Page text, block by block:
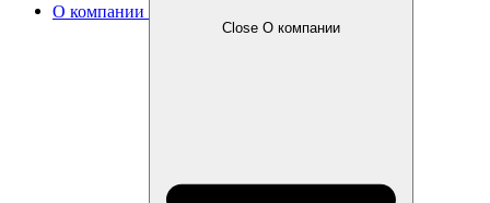
О компании
Close О компании